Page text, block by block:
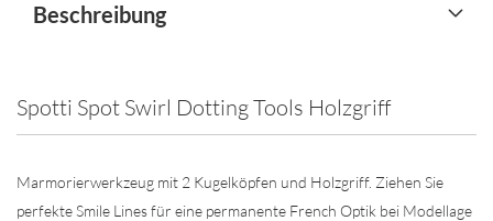
Beschreibung
Spotti Spot Swirl Dotting Tools Holzgriff
Marmorierwerkzeug mit 2 Kugelköpfen und Holzgriff. Ziehen Sie
perfekte Smile Lines für eine permanente French Optik bei Modellage